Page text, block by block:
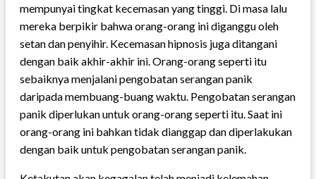
mempunyai tingkat kecemasan yang tinggi. Di masa lalu
mereka berpikir bahwa orang-orang ini diganggu oleh
setan dan penyihir. Kecemasan hipnosis juga ditangani
dengan baik akhir-akhir ini. Orang-orang seperti itu
sebaiknya menjalani pengobatan serangan panik
daripada membuang-buang waktu. Pengobatan serangan
panik diperlukan untuk orang-orang seperti itu. Saat ini
orang-orang ini bahkan tidak dianggap dan diperlakukan
dengan baik untuk pengobatan serangan panik.